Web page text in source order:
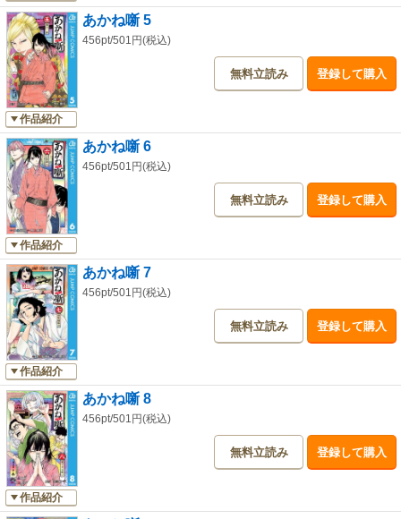
作品紹介
あかね噺 5
456pt/501円(税込)
無料立読み 登録して購入
作品紹介
あかね噺 6
456pt/501円(税込)
無料立読み 登録して購入
作品紹介
あかね噺 7
456pt/501円(税込)
無料立読み 登録して購入
作品紹介
あかね噺 8
456pt/501円(税込)
無料立読み 登録して購入